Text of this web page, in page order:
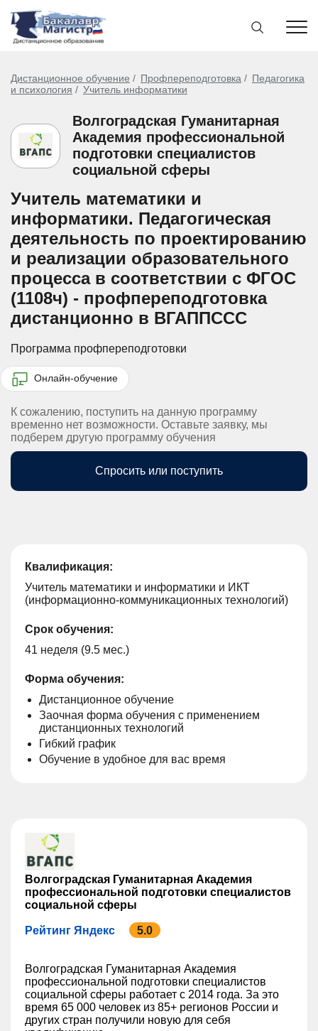
Дистанционное обучение Профпереподготовка
Педагогика
и психология
Учитель информатики
Волгоградская Гуманитарная
Академия профессиональной
подготовки специалистов
социальной сферы
Учитель математики и
информатики. Педагогическая
деятельность по проектированию
и реализации образовательного
процесса в соответствии с ФГОС
(1108ч) - профпереподготовка
дистанционно в ВГАППССС
Программа профпереподготовки
Онлайн-обучение
К сожалению, поступить на данную программу
временно нет возможности. Оставьте заявку, мы
подберем другую программу обучения
Спросить или поступить
Квалификация:
Учитель математики и информатики и ИКТ
(информационно-коммуникационных технологий)
Срок обучения:
41 неделя (9.5 мес.)
Форма обучения:
Дистанционное обучение
Заочная форма обучения с применением
дистанционных технологий
Гибкий график
Обучение в удобное для вас время
Волгоградская Гуманитарная Академия
профессиональной подготовки специалистов
социальной сферы
Рейтинг Яндекс 5.0
Волгоградская Гуманитарная Академия
профессиональной подготовки специалистов
социальной сферы работает с 2014 года. За это
время 65 000 человек из 85+ регионов России и
других стран получили новую для себя